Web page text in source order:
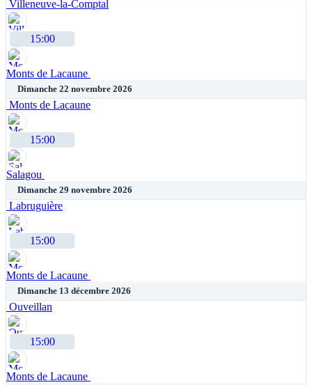
Villeneuve-la-Comptal
15:00
Monts de Lacaune
Dimanche 22 novembre 2026
Monts de Lacaune
15:00
Salagou
Dimanche 29 novembre 2026
Labruguière
15:00
Monts de Lacaune
Dimanche 13 décembre 2026
Ouveillan
15:00
Monts de Lacaune